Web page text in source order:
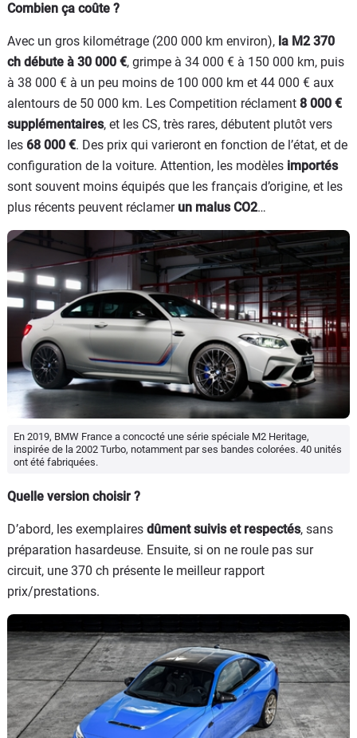
Combien ça coûte ?
Avec un gros kilométrage (200 000 km environ), la M2 370
ch débute à 30 000 €, grimpe à 34 000 € à 150 000 km, puis
à 38 000 € à un peu moins de 100 000 km et 44 000 € aux
alentours de 50 000 km. Les Competition réclament 8 000 €
supplémentaires, et les CS, très rares, débutent plutôt vers
les 68 000 €. Des prix qui varieront en fonction de l’état, et de
configuration de la voiture. Attention, les modèles importés
sont souvent moins équipés que les français d’origine, et les
plus récents peuvent réclamer un malus CO2…
En 2019, BMW France a concocté une série spéciale M2 Heritage,
inspirée de la 2002 Turbo, notamment par ses bandes colorées. 40 unités
ont été fabriquées.
Quelle version choisir ?
D’abord, les exemplaires dûment suivis et respectés, sans
préparation hasardeuse. Ensuite, si on ne roule pas sur
circuit, une 370 ch présente le meilleur rapport
prix/prestations.